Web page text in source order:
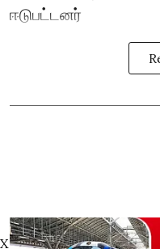
ஈடுபட்டனர்
X